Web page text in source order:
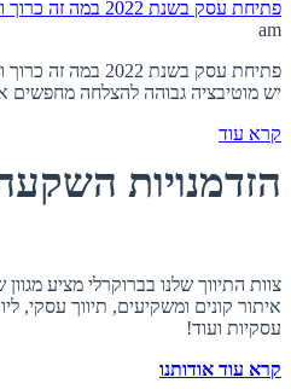
פתיחת עסק בשנת 2022 במה זה כרוך והאם זה כדאי
am
פתיחת עסק בשנת
יש מוטיבציה גבוהה להצלחה
קרא עוד
הזדמנויות
צוות התיווך שלנו בברוקרלי מציע
איתור קונים ומשקיעים, תיווך עסקי,
עסקיות ועוד!
קרא עוד אודותנו